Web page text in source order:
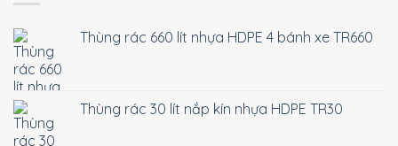
Thùng rác 660 lít nhựa HDPE 4 bánh xe TR660
Thùng rác 30 lít nắp kín nhựa HDPE TR30